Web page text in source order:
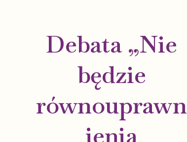
Debata „Nie
będzie
równouprawn
ienia